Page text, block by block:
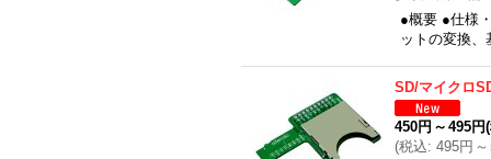
●概要 ●仕様
ットの変換
SD/マイクロ
450円 ～ 495円
(税込: 495円 ～